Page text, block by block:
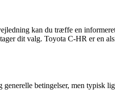
kan du træffe en
dit valg. Toyota C-HR er en
betingelser, men typisk